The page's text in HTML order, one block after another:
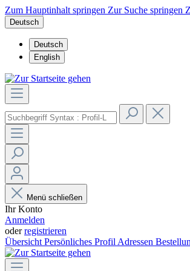
Zum Hauptinhalt springen Zur Suche springen
Deutsch
Deutsch
English
Menü schließen
Ihr Konto
Anmelden
oderregistrieren
Übersicht Persönliches Profil Adressen